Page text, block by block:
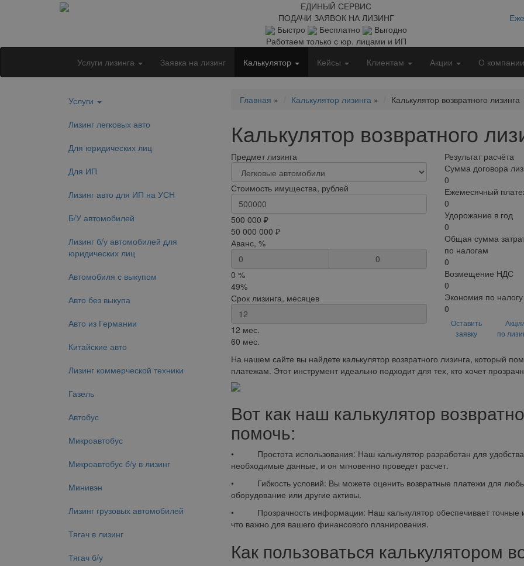
ЕДИНЫЙ СЕРВИС
ПОДАЧИ ЗАЯВОК НА ЛИЗИНГ
Быстро
Бесплатно
Выгодно
Работаем только с юр. лицами и ИП
Услуги лизинга Заявка на лизинг Калькулятор Кейсы Клиентам Акции О компании
Услуги
Лизинг легковых авто
Для юридических лиц
Для ИП
Лизинг авто для ИП на УСН
Б/У автомобилей
Лизинг б/у автомобилей для
юридических лиц
Автомобиля с выкупом
Авто без выкупа
Авто из Германии
Китайские авто
Лизинг коммерческой техники
Газель
Автобус
Микроавтобус
Микроавтобус б/у в лизинг
Минивэн
Лизинг грузовых автомобилей
Тягач в лизинг
Тягач б/у
Главная » Калькулятор лизинга» Калькулятор возвратного лизинга
Калькулятор возвратного
Предмет лизинга
Стоимость имущества, рублей
500 000 ₽
50 000 000 ₽
Аванс, %
0
0 %
49%
Срок лизинга, месяцев
12 мес.
60 мес.
Результат расчёта
Сумма договора
0
Ежемесячный
0
Удорожание в год
0
Общая сумма
по налогам
0
Возмещение НДС
0
Экономия по
0
Оставить
заявку
Акции
по
На нашем сайте вы найдете калькулятор возвратного лизинга, который
платежам. Этот инструмент идеально подходит для тех, кто хочет
Вот как наш калькулятор
помочь:
• Простота использования: Наш калькулятор разработан для удобства
необходимые данные, и он мгновенно проведет расчет.
• Гибкость условий: Вы можете оценить возвратные платежи для
оборудование или другие активы.
• Прозрачность информации: Наш калькулятор обеспечивает точные
что важно для вашего финансового планирования.
Как пользоваться калькулятором